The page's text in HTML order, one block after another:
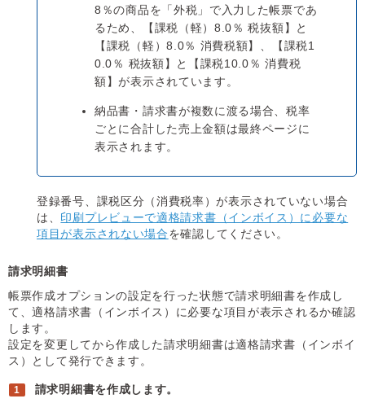
8％の商品を「外税」で入力した帳票であ
るため、【課税（軽）8.0％ 税抜額】と
【課税（軽）8.0％ 消費税額】、【課税1
0.0％ 税抜額】と【課税10.0％ 消費税
額】が表示されています。
納品書・請求書が複数に渡る場合、税率
ごとに合計した売上金額は最終ページに
表示されます。
登録番号、課税区分（消費税率）が表示されていない場合
は、 印刷プレビューで適格請求書（インボイス）に必要な
項目が表示されない場合を確認してください。
請求明細書
帳票作成オプションの設定を行った状態で請求明細書を作成し
て、適格請求書（インボイス）に必要な項目が表示されるか確認
します。
設定を変更してから作成した請求明細書は適格請求書（インボイ
ス）として発行できます。
請求明細書を作成します。